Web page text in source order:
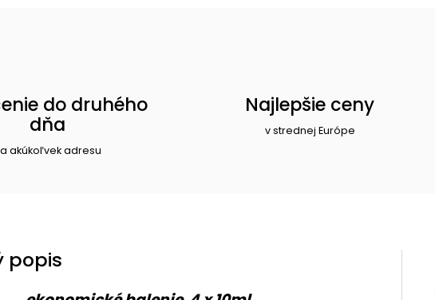
do druhého
dňa
akúkoľvek adresu
Najlepšie ceny
v strednej Európe
popis